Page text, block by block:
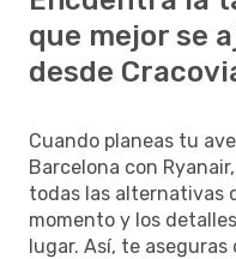
que mejor se
desde
Cuando planeas tu
Barcelona con
todas las alternativas
momento y los
lugar. Así, te aseguras